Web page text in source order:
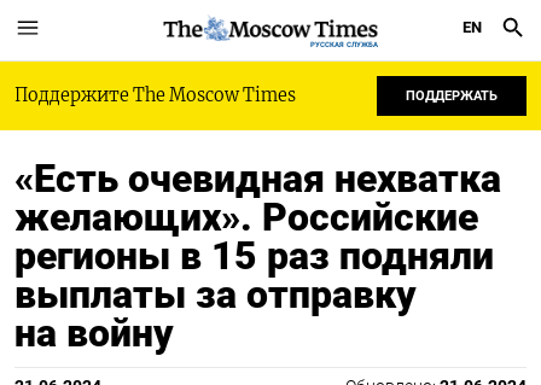
РУССКАЯ СЛУЖБА
EN
Поддержите The Moscow Times ПОДДЕРЖАТЬ
«Есть очевидная нехватка
желающих». Российские
регионы в 15 раз подняли
выплаты за отправку
на войну